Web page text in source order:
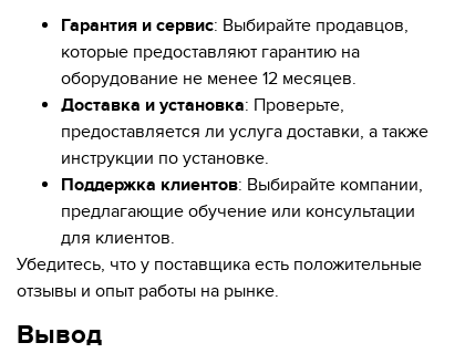
Гарантия и сервис: Выбирайте продавцов,
которые предоставляют гарантию на
оборудование не менее 12 месяцев.
Доставка и установка: Проверьте,
предоставляется ли услуга доставки, а также
инструкции по установке.
Поддержка клиентов: Выбирайте компании,
предлагающие обучение или консультации
для клиентов.
Убедитесь, что у поставщика есть положительные
отзывы и опыт работы на рынке.
Вывод